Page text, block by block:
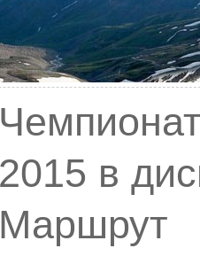
2015 в
Маршрут